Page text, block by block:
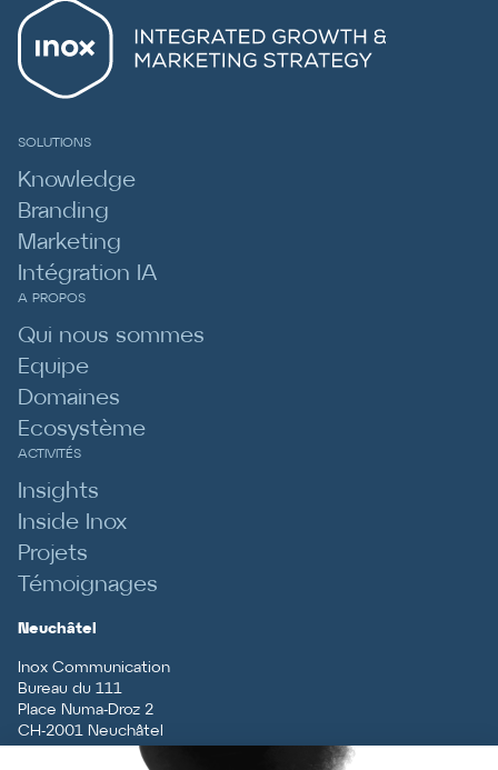
SOLUTIONS
Knowledge
Branding
Marketing
Intégration IA
A PROPOS
Qui nous sommes
Equipe
Domaines
Ecosystème
ACTIVITÉS
Insights
Inside Inox
Projets
Témoignages
Neuchâtel
Inox Communication
Bureau du 111
Place Numa-Droz 2
CH-2001 Neuchâtel